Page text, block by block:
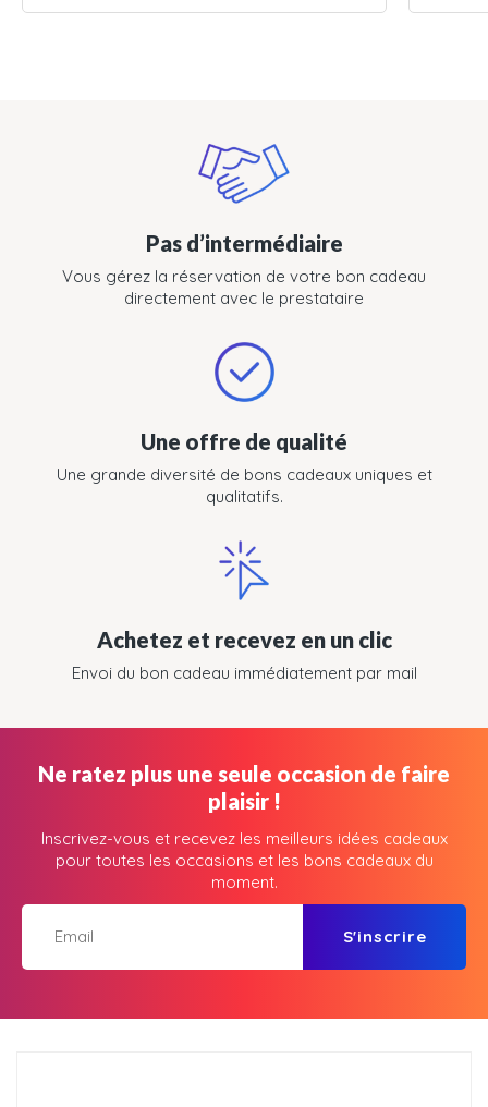
Pas d’intermédiaire
Vous gérez la réservation de votre bon cadeau
directement avec le prestataire
Une offre de qualité
Une grande diversité de bons cadeaux uniques et
qualitatifs.
Achetez et recevez en un clic
Envoi du bon cadeau immédiatement par mail
Ne ratez plus une seule occasion de faire
plaisir !
Inscrivez-vous et recevez les meilleurs idées cadeaux
pour toutes les occasions et les bons cadeaux du
moment.
S'inscrire